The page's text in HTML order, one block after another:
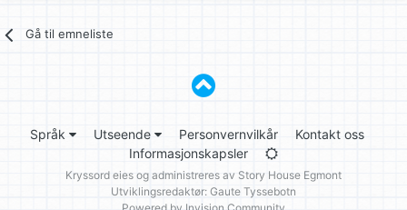
Gå til emneliste
Språk Utseende Personvernvilkår
Kontakt oss
Informasjonskapsler
Kryssord eies og administreres av Story House Egmont
Utviklingsredaktør: Gaute Tyssebotn